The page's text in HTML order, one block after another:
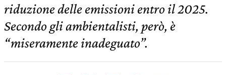
riduzione delle emissioni entro il 2025.
Secondo gli ambientalisti, però, è
“miseramente inadeguato”.